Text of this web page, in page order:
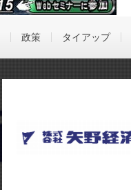
政策 タイアップ